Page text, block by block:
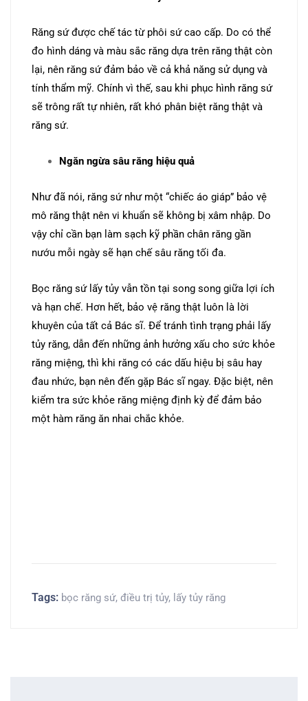
Răng sứ được chế tác từ phôi sứ cao cấp. Do có thể
đo hình dáng và màu sắc răng dựa trên răng thật còn
lại, nên răng sứ đảm bảo về cả khả năng sử dụng và
tính thẩm mỹ. Chính vì thế, sau khi phục hình răng sứ
sẽ trông rất tự nhiên, rất khó phân biệt răng thật và
răng sứ.
Ngăn ngừa sâu răng hiệu quả
Như đã nói, răng sứ như một “chiếc áo giáp” bảo vệ
mô răng thật nên vi khuẩn sẽ không bị xâm nhập. Do
vậy chỉ cần bạn làm sạch kỹ phần chân răng gần
nướu mỗi ngày sẽ hạn chế sâu răng tối đa.
Bọc răng sứ lấy tủy vẫn tồn tại song song giữa lợi ích
và hạn chế. Hơn hết, bảo vệ răng thật luôn là lời
khuyên của tất cả Bác sĩ. Để tránh tình trạng phải lấy
tủy răng, dẫn đến những ảnh hưởng xấu cho sức khỏe
răng miệng, thì khi răng có các dấu hiệu bị sâu hay
đau nhức, bạn nên đến gặp Bác sĩ ngay. Đặc biệt, nên
kiểm tra sức khỏe răng miệng định kỳ để đảm bảo
một hàm răng ăn nhai chắc khỏe.
Tags: bọc răng sứ, điều trị tủy, lấy tủy răng